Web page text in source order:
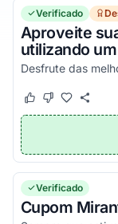
ajudarão a
Verificado
Aproveite
utilizando
Este cupom
Este cupom
Verificado
Cupom